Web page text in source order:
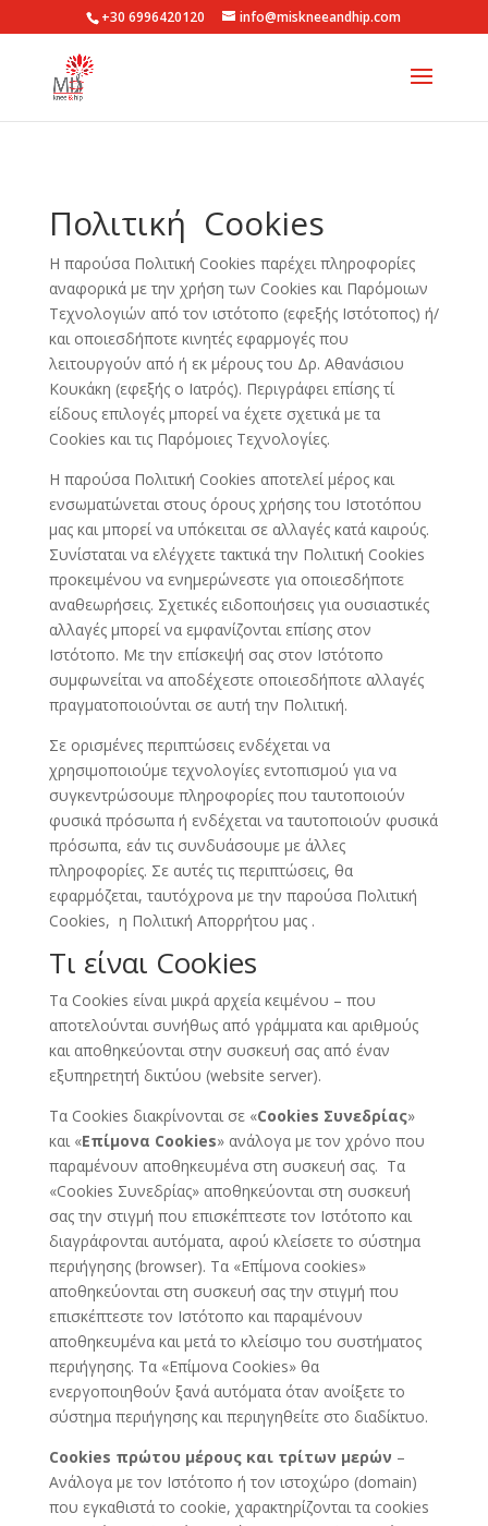
+30 6996420120 info@miskneeandhip.com
Πολιτική Cookies
Η παρούσα Πολιτική Cookies παρέχει πληροφορίες
αναφορικά με την χρήση των Cookies και Παρόμοιων
Τεχνολογιών από τον ιστότοπο (εφεξής Ιστότοπος) ή/
και οποιεσδήποτε κινητές εφαρμογές που
λειτουργούν από ή εκ μέρους του Δρ. Αθανάσιου
Κουκάκη (εφεξής ο Ιατρός). Περιγράφει επίσης τί
είδους επιλογές μπορεί να έχετε σχετικά με τα
Cookies και τις Παρόμοιες Τεχνολογίες.
Η παρούσα Πολιτική Cookies αποτελεί μέρος και
ενσωματώνεται στους όρους χρήσης του Ιστοτόπου
μας και μπορεί να υπόκειται σε αλλαγές κατά καιρούς.
Συνίσταται να ελέγχετε τακτικά την Πολιτική Cookies
προκειμένου να ενημερώνεστε για οποιεσδήποτε
αναθεωρήσεις. Σχετικές ειδοποιήσεις για ουσιαστικές
αλλαγές μπορεί να εμφανίζονται επίσης στον
Ιστότοπο. Με την επίσκεψή σας στον Ιστότοπο
συμφωνείται να αποδέχεστε οποιεσδήποτε αλλαγές
πραγματοποιούνται σε αυτή την Πολιτική.
Σε ορισμένες περιπτώσεις ενδέχεται να
χρησιμοποιούμε τεχνολογίες εντοπισμού για να
συγκεντρώσουμε πληροφορίες που ταυτοποιούν
φυσικά πρόσωπα ή ενδέχεται να ταυτοποιούν φυσικά
πρόσωπα, εάν τις συνδυάσουμε με άλλες
πληροφορίες. Σε αυτές τις περιπτώσεις, θα
εφαρμόζεται, ταυτόχρονα με την παρούσα Πολιτική
Cookies, η Πολιτική Απορρήτου μας .
Tι είναι Cookies
Τα Cookies είναι μικρά αρχεία κειμένου – που
αποτελούνται συνήθως από γράμματα και αριθμούς
και αποθηκεύονται στην συσκευή σας από έναν
εξυπηρετητή δικτύου (website server).
Τα Cookies διακρίνονται σε «Cookies Συνεδρίας»
και «Επίμονα Cookies» ανάλογα με τον χρόνο που
παραμένουν αποθηκευμένα στη συσκευή σας. Τα
«Cookies Συνεδρίας» αποθηκεύονται στη συσκευή
σας την στιγμή που επισκέπτεστε τον Ιστότοπο και
διαγράφονται αυτόματα, αφού κλείσετε το σύστημα
περιήγησης (browser). Τα «Επίμονα cookies»
αποθηκεύονται στη συσκευή σας την στιγμή που
επισκέπτεστε τον Ιστότοπο και παραμένουν
αποθηκευμένα και μετά το κλείσιμο του συστήματος
περιήγησης. Τα «Επίμονα Cookies» θα
ενεργοποιηθούν ξανά αυτόματα όταν ανοίξετε το
σύστημα περιήγησης και περιηγηθείτε στο διαδίκτυο.
Cookies πρώτου μέρους και τρίτων μερών –
Ανάλογα με τον Ιστότοπο ή τον ιστοχώρο (domain)
που εγκαθιστά το cookie, χαρακτηρίζονται τα cookies